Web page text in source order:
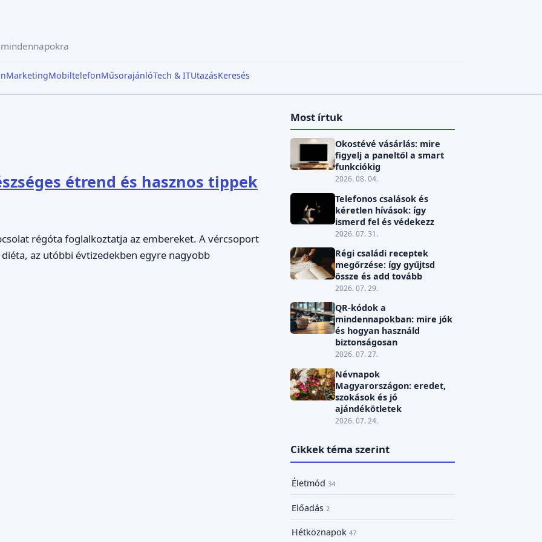
MarketingMobiltelefonMűsorajánlóTech & ITUtazásKeresés
étrend és hasznos tippek
régóta foglalkoztatja az embereket. A vércsoport
az utóbbi évtizedekben egyre nagyobb
Most írtuk
Okostévé vásárlás: mire
figyelj a paneltől a smart
funkciókig
2026. 08. 04.
Telefonos csalások és
kéretlen hívások: így
ismerd fel és védekezz
2026. 07. 31.
Régi családi receptek
megőrzése: így gyűjtsd
össze és add tovább
2026. 07. 29.
QR-kódok a
mindennapokban: mire jók
és hogyan használd
biztonságosan
2026. 07. 27.
Névnapok
Magyarországon: eredet,
szokások és jó
ajándékötletek
2026. 07. 24.
Cikkek téma szerint
Életmód 34
Előadás 2
Hétköznapok 47